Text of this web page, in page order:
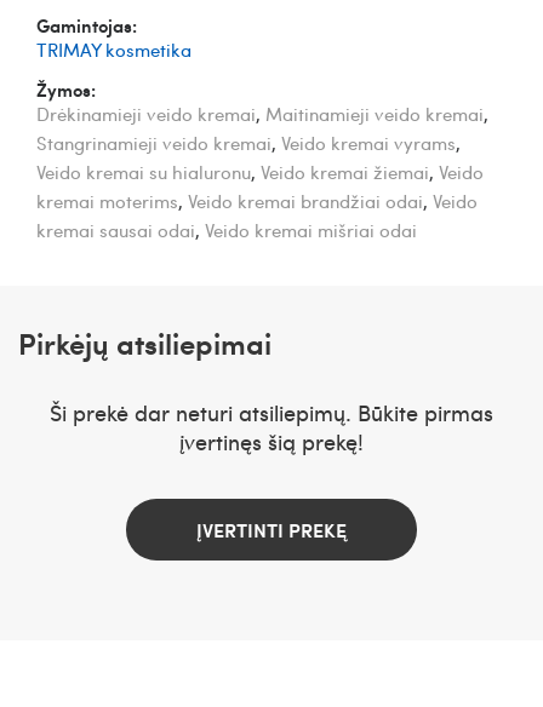
Gamintojas:
TRIMAY kosmetika
Žymos:
Drėkinamieji veido kremai, Maitinamieji veido kremai,
Stangrinamieji veido kremai, Veido kremai vyrams,
Veido kremai su hialuronu, Veido kremai žiemai, Veido
kremai moterims, Veido kremai brandžiai odai, Veido
kremai sausai odai, Veido kremai mišriai odai
Pirkėjų atsiliepimai
Ši prekė dar neturi atsiliepimų. Būkite pirmas
įvertinęs šią prekę!
ĮVERTINTI PREKĘ